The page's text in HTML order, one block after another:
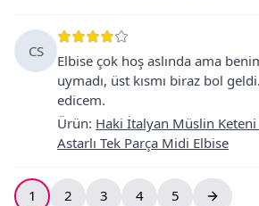
CS
Elbise çok hoş aslında ama
uymadı, üst kısmı biraz bol
edicem.
Ürün: Haki İtalyan Müslin
Astarlı Tek Parça Midi Elbise
1 2 3 4 5